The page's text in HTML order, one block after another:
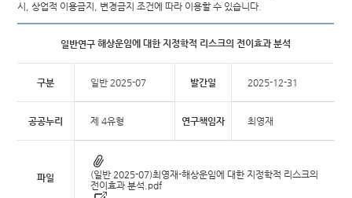
시, 상업적 이용금지, 변경금지 조건에 따라 이용할 수 있습니다.
일반연구 해상운임에 대한 지정학적 리스크의 전이효과 분석
구분 일반 2025-07 발간일 2025-12-31
공공누리 제 4유형 연구책임자 최영재
파일
(일반 2025-07)최영재-해상운임에 대한 지정학적 리스크의
전이효과 분석.pdf